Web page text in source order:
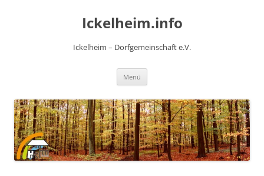
Ickelheim.info
Ickelheim – Dorfgemeinschaft e.V.
Menü